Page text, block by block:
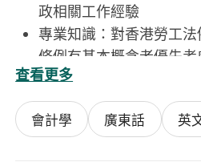
政相關工作經驗
專業知識：對香港勞工
條例有基本概念者優先考
電腦技能：熟練操作 MS
VLOOKUP 及 Pivot
語言能力：良好粵語及普
查看更多
會計學 廣東話 英